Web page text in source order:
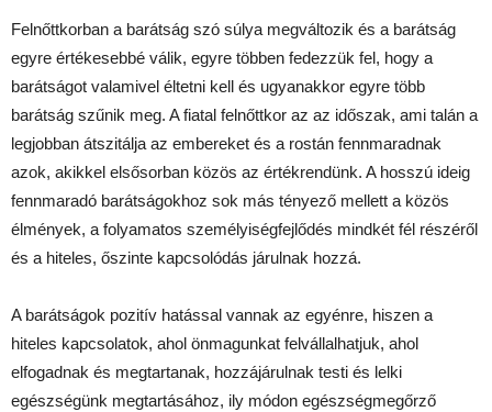
Felnőttkorban a barátság szó súlya megváltozik és a barátság
egyre értékesebbé válik, egyre többen fedezzük fel, hogy a
barátságot valamivel éltetni kell és ugyanakkor egyre több
barátság szűnik meg. A fiatal felnőttkor az az időszak, ami talán a
legjobban átszitálja az embereket és a rostán fennmaradnak
azok, akikkel elsősorban közös az értékrendünk. A hosszú ideig
fennmaradó barátságokhoz sok más tényező mellett a közös
élmények, a folyamatos személyiségfejlődés mindkét fél részéről
és a hiteles, őszinte kapcsolódás járulnak hozzá.
A barátságok pozitív hatással vannak az egyénre, hiszen a
hiteles kapcsolatok, ahol önmagunkat felvállalhatjuk, ahol
elfogadnak és megtartanak, hozzájárulnak testi és lelki
egészségünk megtartásához, ily módon egészségmegőrző